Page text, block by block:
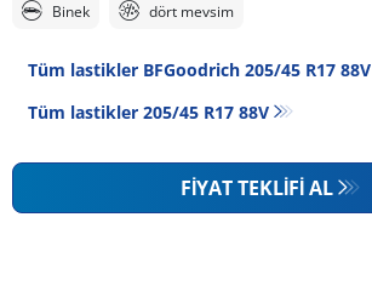
Binek dört mevsim
Tüm lastikler BFGoodrich 205/45 R17 88V
Tüm lastikler‎ 205/45 R17 88V
FIYAT TEKLIFI AL